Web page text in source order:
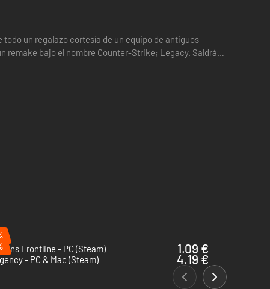
un regalazo cortesía de un equipo de antiguos
remake bajo el nombre Counter-Strike; Legacy. Saldrá
Frontline - PC (Steam)
1.09 €
- PC & Mac (Steam)
4.19 €